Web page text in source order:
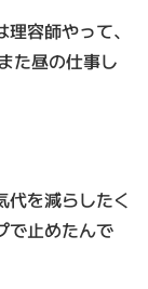
容師やって、
た昼の仕事し
代を減らしたく
で止めたんで